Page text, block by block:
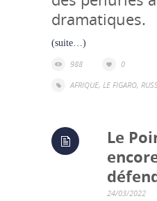
dramatiques.
(suite…)
988
0
AFRIQUE, LE FIGARO,
Le
24/03/2022